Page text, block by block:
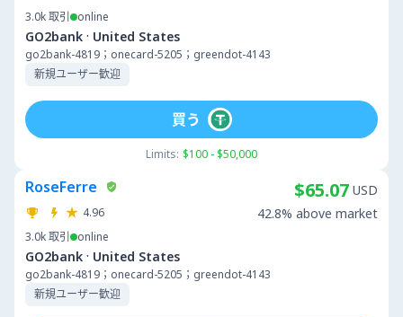
3.0k取引 online
GO2bank · United States
go2bank-4819；onecard-5205；greendot-4143
新規ユーザー歓迎
Limits: $100 - $50,000
買う
RoseFerre
4.96
3.0k取引 online
GO2bank · United States
go2bank-4819；onecard-5205；greendot-4143
新規ユーザー歓迎
$65.07 USD
42.8% above market